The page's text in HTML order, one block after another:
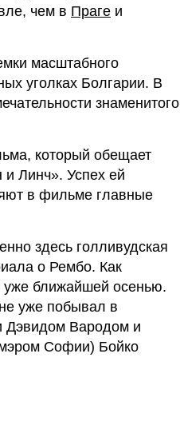
чем в Праге и
масштабного
уголках Болгарии. В
знаменитого
который обещает
и Линч». Успех ей
в фильме главные
здесь голливудская
о Рембо. Как
уже ближайшей осенью.
уже побывал в
Дэвидом Вародом и
Софии) Бойко